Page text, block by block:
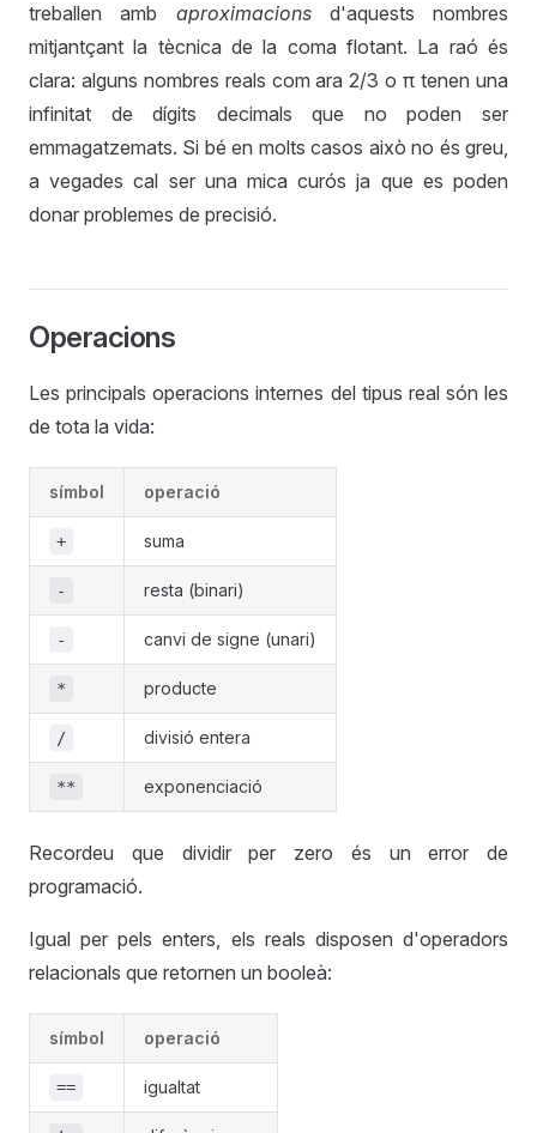
treballen amb aproximacionsd'aquests nombres
mitjantçant la tècnica de la coma flotant. La raó és
clara: alguns nombres reals com ara 2/3 o π tenen una
infinitat de dígits decimals que no poden ser
emmagatzemats. Si bé en molts casos això no és greu,
a vegades cal ser una mica curós ja que es poden
donar problemes de precisió.
Operacions
Les principals operacions internes del tipus real són les
de tota la vida:
símbol operació
+ suma
- resta (binari)
- canvi de signe (unari)
* producte
/ divisió entera
** exponenciació
Recordeu que dividir per zero és un error de
programació.
Igual per pels enters, els reals disposen d'operadors
relacionals que retornen un booleà:
símbol operació
== igualtat